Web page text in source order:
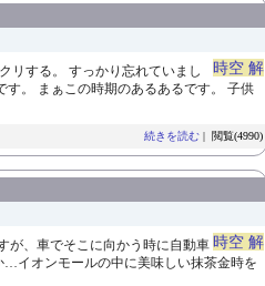
時空 解
リする。 すっかり忘れていまし
。 まぁこの時期のあるあるです。 子供
続きを読む | 閲覧(4990)
時空 解
が、車でそこに向かう時に自動車
…イオンモールの中に美味しい抹茶金時を